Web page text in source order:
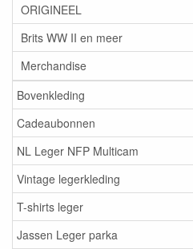
ORIGINEEL
Brits WW II en meer
Merchandise
Bovenkleding
Cadeaubonnen
NL Leger NFP Multicam
Vintage legerkleding
T-shirts leger
Jassen Leger parka